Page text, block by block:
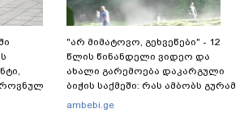
"არ მიმატოვო, გეხვეწები" - 12
წლის წინანდელი ვიდეო და
ახალი გარემოება დაკარგული
ბიჭის საქმეში: რას ამბობს გურამ
დადიანიძის დედა
ambebi.ge